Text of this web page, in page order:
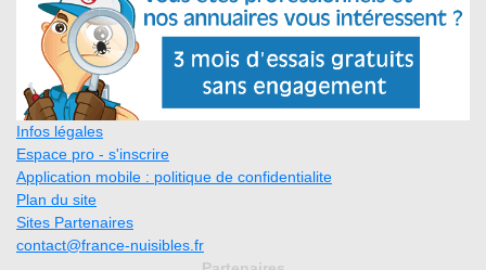
Infos légales
Espace pro - s'inscrire
Application mobile : politique de confidentialite
Plan du site
Sites Partenaires
contact@france-nuisibles.fr